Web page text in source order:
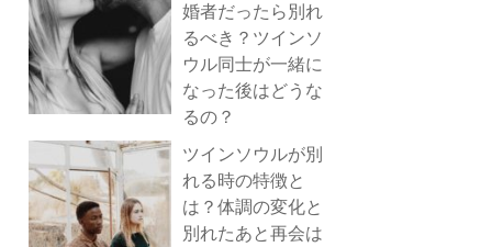
婚者だったら別れ
るべき？ツインソ
ウル同士が一緒に
なった後はどうな
るの？
ツインソウルが別
れる時の特徴と
は？体調の変化と
別れたあと再会は